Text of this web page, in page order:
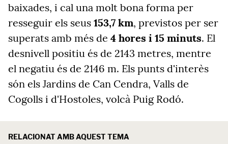
baixades, i cal una molt bona forma per
resseguir els seus 153,7 km, previstos per ser
superats amb més de 4 hores i 15 minuts. El
desnivell positiu és de 2143 metres, mentre
el negatiu és de 2146 m. Els punts d'interès
són els Jardins de Can Cendra, Valls de
Cogolls i d'Hostoles, volcà Puig Rodó.
RELACIONAT AMB AQUEST TEMA